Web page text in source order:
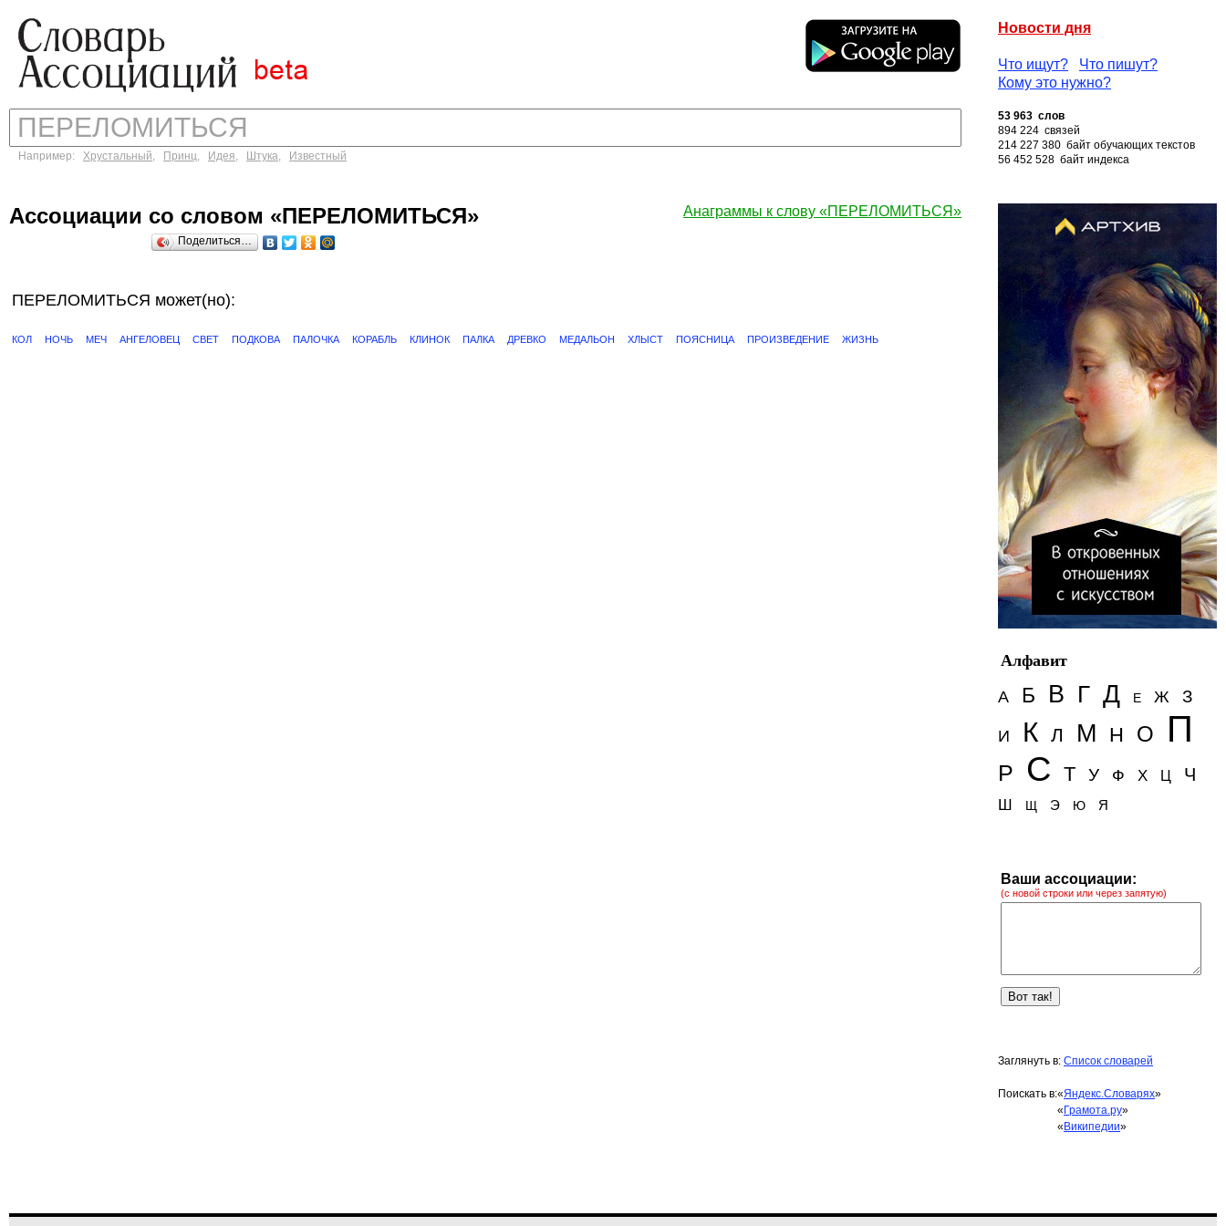
Новости дня
Что ищут?
Что пишут?
Кому это нужно?
Например: Хрустальный, Принц, Идея, Штука, Известный
53 963 слов
894 224 связей
214 227 380 байт обучающих текстов
56 452 528 байт индекса
Анаграммы к слову «ПЕРЕЛОМИТЬСЯ»
Ассоциации со словом «ПЕРЕЛОМИТЬСЯ»
Поделиться…
ПЕРЕЛОМИТЬСЯ может(но):
КОЛ НОЧЬ МЕЧ АНГЕЛОВЕЦ СВЕТ ПОДКОВА ПАЛОЧКА КОРАБЛЬ КЛИНОК ПАЛКА ДРЕВКО МЕДАЛЬОН ХЛЫСТ ПОЯСНИЦА ПРОИЗВЕДЕНИЕ ЖИЗНЬ
Алфавит
А
Б В Г Д Е Ж З
И К Л М Н О П
Р С Т У Ф Х Ц Ч
Ш Щ Э Ю Я
Ваши ассоциации:
(с новой строки или через запятую)
Заглянуть в: Список словарей
Поискать в:«Яндекс.Словарях»
« Грамота.ру»
« Википедии»